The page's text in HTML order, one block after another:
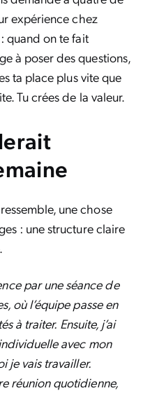
expérience chez
quand on te fait
à poser des questions,
ta place plus vite que
Tu crées de la valeur.
une chose
: une structure claire
par une séance de
où l’équipe passe en
à traiter. Ensuite, j’ai
avec mon
je vais travailler.
réunion quotidienne,